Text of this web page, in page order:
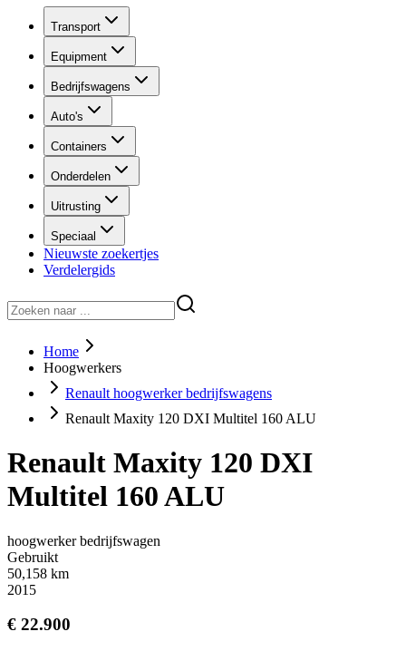
Transport
Equipment
Bedrijfswagens
Auto's
Containers
Onderdelen
Uitrusting
Speciaal
Nieuwste zoekertjes
Verdelergids
Home
Hoogwerkers
Renault hoogwerker bedrijfswagens
Renault Maxity 120 DXI Multitel 160 ALU
Renault Maxity 120 DXI
Multitel 160 ALU
hoogwerker bedrijfswagen
Gebruikt
50,158 km
2015
€ 22.900